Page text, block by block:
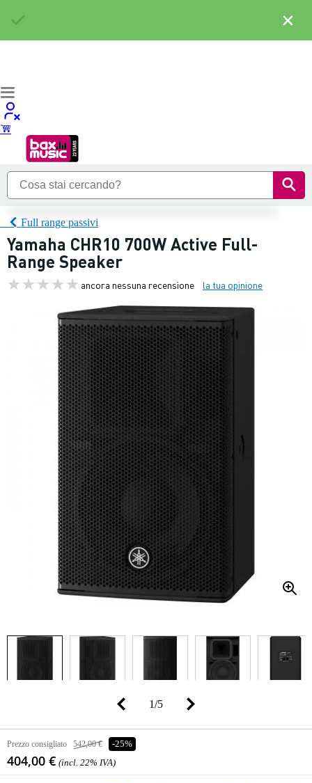
Full range passivi
Yamaha CHR10 700W Active Full-
Range Speaker
ancora nessuna recensione la tua opinione
1/5
Prezzo consigliato 542,00 € -25%
404,00 € (incl. 22% IVA)
×